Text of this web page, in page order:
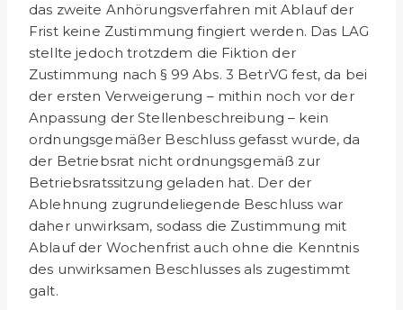
das zweite Anhörungsverfahren mit Ablauf der
Frist keine Zustim­mung fingiert werden. Das LAG
stellte jedoch trotzdem die Fiktion der
Zustimmung nach § 99 Abs. 3 BetrVG fest, da bei
der ersten Verweigerung – mithin noch vor der
Anpassung der Stellen­beschreibung – kein
ordnungsgemäßer Beschluss gefasst wurde, da
der Betriebsrat nicht ordnungsgemäß zur
Betriebsrats­sitzung geladen hat. Der der
Ablehnung zugrundeliegende Beschluss war
daher unwirksam, sodass die Zustimmung mit
Ablauf der Wochenfrist auch ohne die Kenntnis
des unwirksamen Beschlus­ses als zugestimmt
galt.